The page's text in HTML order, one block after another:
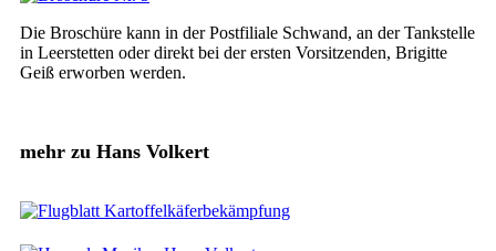
Die Broschüre kann in der Postfiliale Schwand, an der Tankstelle
in Leerstetten oder direkt bei der ersten Vorsitzenden, Brigitte
Geiß erworben werden.
mehr zu Hans Volkert
Kartoffelkäferbekämpfung